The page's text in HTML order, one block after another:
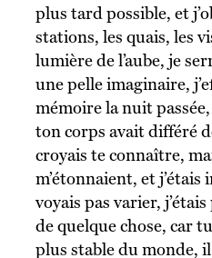
plus tard possible, et
stations, les quais, les
lumière de l’aube, je
une pelle imaginaire,
mémoire la nuit
ton corps avait différé
croyais te connaître,
m’étonnaient, et
voyais pas varier,
de quelque chose, car
plus stable du monde,